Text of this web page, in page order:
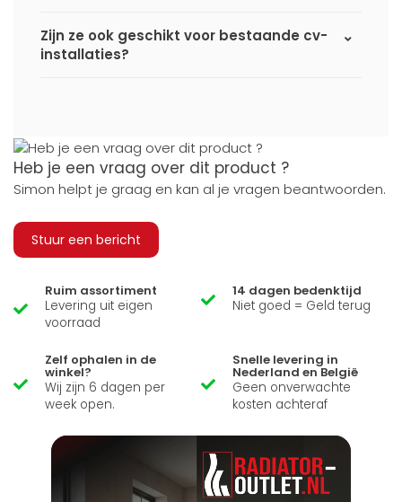
Zijn ze ook geschikt voor bestaande cv-
installaties?
Heb je een vraag over dit product ?
Simon helpt je graag en kan al je vragen beantwoorden.
Stuur een bericht
Ruim assortiment
Levering uit eigen
voorraad
14 dagen bedenktijd
Niet goed = Geld terug
Zelf ophalen in de
winkel?
Wij zijn 6 dagen per
week open.
Snelle levering in
Nederland en België
Geen onverwachte
kosten achteraf